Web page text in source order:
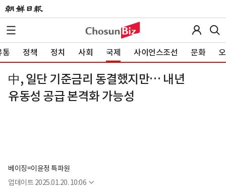
통 정책 정치 사회 국제 사이언스조선 문화
中, 일단 기준금리 동결했지만… 내년
유동성 공급 본격화 가능성
베이징=이윤정 특파원
업데이트 2025.01.20. 10:06